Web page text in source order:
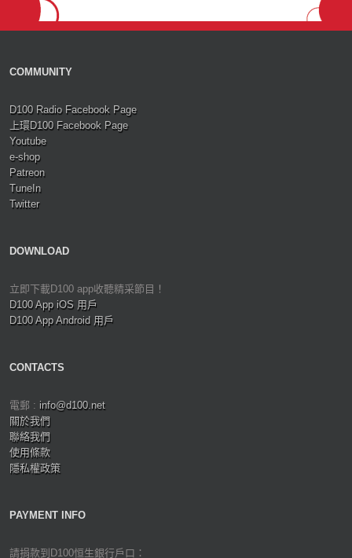
COMMUNITY
D100 Radio Facebook Page
上環D100 Facebook Page
Youtube
e-shop
Patreon
TuneIn
Twitter
DOWNLOAD
立即下載D100 app收聽精采節目！
D100 App iOS 用戶
D100 App Android 用戶
CONTACTS
電郵 : info@d100.net
關於我們
聯絡我們
使用條款
隱私權政策
PAYMENT INFO
請捐款到D100恒生銀行戶口：